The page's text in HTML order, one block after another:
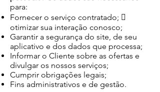
para:
Fornecer o serviço contratado; 
otimizar sua interação conosco;
Garantir a segurança do site, de seu
aplicativo e dos dados que processa;
Informar o Cliente sobre as ofertas e
divulgar os nossos serviços;
Cumprir obrigações legais;
Fins administrativos e de gestão.